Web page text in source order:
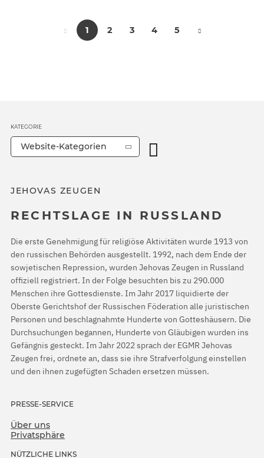
1 2 3 4 5
JEHOVAS ZEUGEN
RECHTSLAGE IN RUSSLAND
Die erste Genehmigung für religiöse Aktivitäten wurde 1913 von
den russischen Behörden ausgestellt. 1992, nach dem Ende der
sowjetischen Repression, wurden Jehovas Zeugen in Russland
offiziell registriert. In der Folge besuchten bis zu 290.000
Menschen ihre Gottesdienste. Im Jahr 2017 liquidierte der
Oberste Gerichtshof der Russischen Föderation alle juristischen
Personen und beschlagnahmte Hunderte von Gotteshäusern. Die
Durchsuchungen begannen, Hunderte von Gläubigen wurden ins
Gefängnis gesteckt. Im Jahr 2022 sprach der EGMR Jehovas
Zeugen frei, ordnete an, dass sie ihre Strafverfolgung einstellen
und den ihnen zugefügten Schaden ersetzen müssen.
PRESSE-SERVICE
Über uns
Privatsphäre
NÜTZLICHE LINKS
KATEGORIE
Website-Kategorien